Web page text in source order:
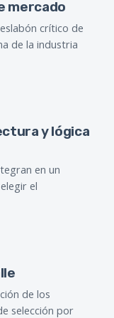
mercado
crítico de
de la industria
y lógica
en un
el
de los
selección por